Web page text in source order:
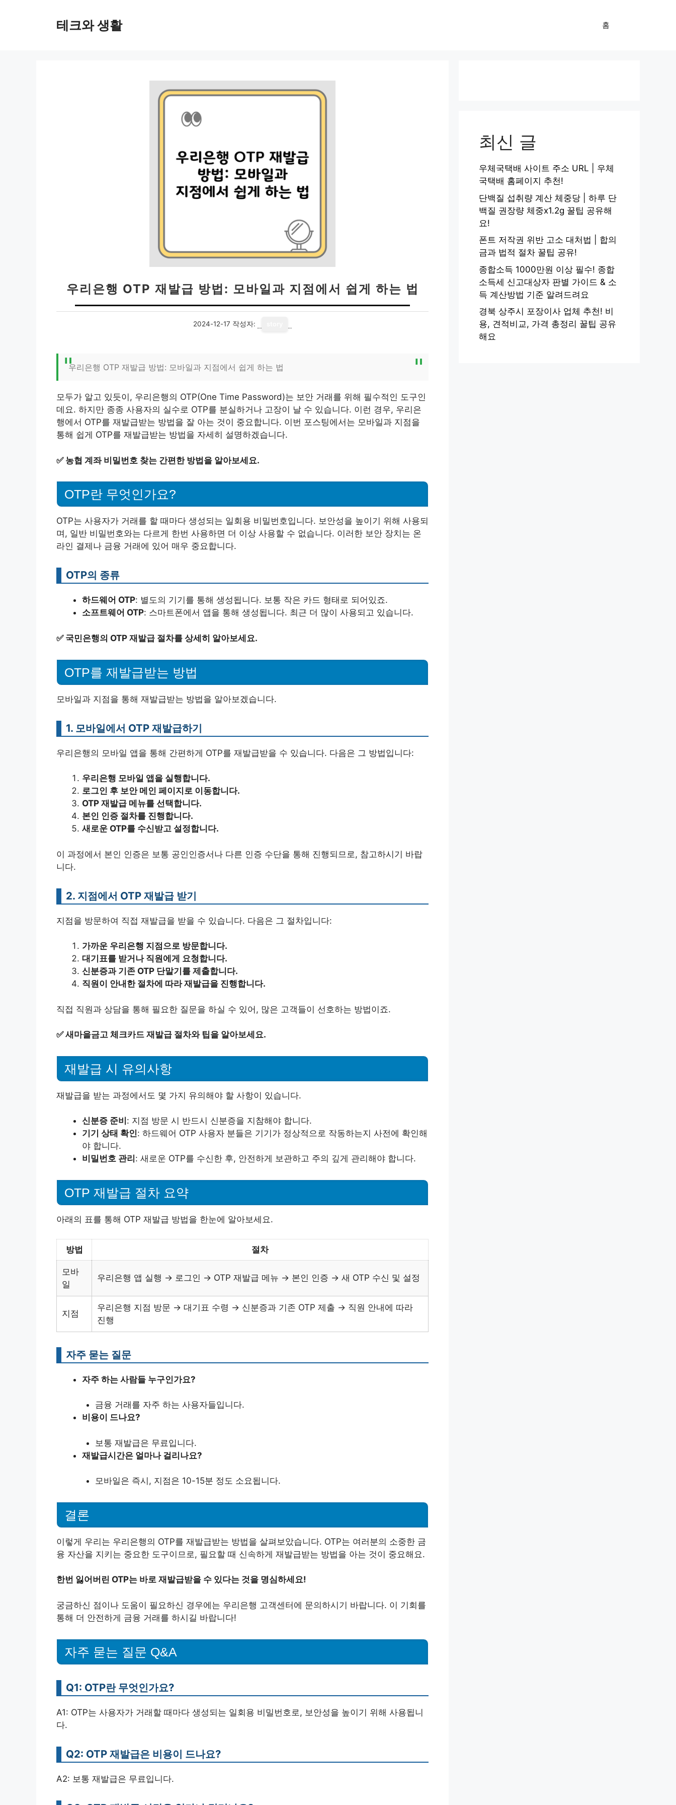
테크와 생활 홈
우리은행 OTP 재발급 방법: 모바일과 지점에서 쉽게 하는 법
2024-12-17 작성자:
우리은행 OTP 재발급 방법: 모바일과 지점에서 쉽게 하는 법
모두가 알고 있듯이, 우리은행의 OTP(One Time Password)는 보안 거래를 위해 필수적인 도구인
데요. 하지만 종종 사용자의 실수로 OTP를 분실하거나 고장이 날 수 있습니다. 이런 경우, 우리은
행에서 OTP를 재발급받는 방법을 잘 아는 것이 중요합니다. 이번 포스팅에서는 모바일과 지점을
통해 쉽게 OTP를 재발급받는 방법을 자세히 설명하겠습니다.
✅ 농협 계좌 비밀번호 찾는 간편한 방법을 알아보세요.
OTP란 무엇인가요?
OTP는 사용자가 거래를 할 때마다 생성되는 일회용 비밀번호입니다. 보안성을 높이기 위해 사용되
며, 일반 비밀번호와는 다르게 한번 사용하면 더 이상 사용할 수 없습니다. 이러한 보안 장치는 온
라인 결제나 금융 거래에 있어 매우 중요합니다.
OTP의 종류
하드웨어 OTP: 별도의 기기를 통해 생성됩니다. 보통 작은 카드 형태로 되어있죠.
소프트웨어 OTP: 스마트폰에서 앱을 통해 생성됩니다. 최근 더 많이 사용되고 있습니다.
✅ 국민은행의 OTP 재발급 절차를 상세히 알아보세요.
OTP를 재발급받는 방법
모바일과 지점을 통해 재발급받는 방법을 알아보겠습니다.
1. 모바일에서 OTP 재발급하기
우리은행의 모바일 앱을 통해 간편하게 OTP를 재발급받을 수 있습니다. 다음은 그 방법입니다:
우리은행 모바일 앱을 실행합니다.
로그인 후 보안 메인 페이지로 이동합니다.
OTP 재발급 메뉴를 선택합니다.
본인 인증 절차를 진행합니다.
새로운 OTP를 수신받고 설정합니다.
이 과정에서 본인 인증은 보통 공인인증서나 다른 인증 수단을 통해 진행되므로, 참고하시기 바랍
니다.
2. 지점에서 OTP 재발급 받기
지점을 방문하여 직접 재발급을 받을 수 있습니다. 다음은 그 절차입니다:
가까운 우리은행 지점으로 방문합니다.
대기표를 받거나 직원에게 요청합니다.
신분증과 기존 OTP 단말기를 제출합니다.
직원이 안내한 절차에 따라 재발급을 진행합니다.
직접 직원과 상담을 통해 필요한 질문을 하실 수 있어, 많은 고객들이 선호하는 방법이죠.
✅새마을금고 체크카드 재발급 절차와 팁을 알아보세요.
재발급 시 유의사항
재발급을 받는 과정에서도 몇 가지 유의해야 할 사항이 있습니다.
신분증 준비 : 지점 방문 시 반드시 신분증을 지참해야 합니다.
기기 상태 확인: 하드웨어 OTP 사용자 분들은 기기가 정상적으로 작동하는지 사전에 확인해
야 합니다.
비밀번호 관리 : 새로운 OTP를 수신한 후, 안전하게 보관하고 주의 깊게 관리해야 합니다.
OTP 재발급 절차 요약
아래의 표를 통해 OTP 재발급 방법을 한눈에 알아보세요.
방법 절차
모바
일
우리은행 앱 실행 → 로그인 → OTP 재발급 메뉴 → 본인 인증 → 새 OTP 수신 및 설정
지점
우리은행 지점 방문 → 대기표 수령 → 신분증과 기존 OTP 제출 → 직원 안내에 따라
진행
자주 묻는 질문
자주 하는 사람들 누구인가요?
금융 거래를 자주 하는 사용자들입니다.
비용이 드나요?
보통 재발급은 무료입니다.
재발급시간은 얼마나 걸리나요?
모바일은 즉시, 지점은 10-15분 정도 소요됩니다.
결론
이렇게 우리는 우리은행의 OTP를 재발급받는 방법을 살펴보았습니다. OTP는 여러분의 소중한 금
융 자산을 지키는 중요한 도구이므로, 필요할 때 신속하게 재발급받는 방법을 아는 것이 중요해요.
한번 잃어버린 OTP는 바로 재발급받을 수 있다는 것을 명심하세요!
궁금하신 점이나 도움이 필요하신 경우에는 우리은행 고객센터에 문의하시기 바랍니다. 이 기회를
통해 더 안전하게 금융 거래를 하시길 바랍니다!
자주 묻는 질문 Q&A
Q1: OTP란 무엇인가요?
A1: OTP는 사용자가 거래할 때마다 생성되는 일회용 비밀번호로, 보안성을 높이기 위해 사용됩니
다.
Q2: OTP 재발급은 비용이 드나요?
A2: 보통 재발급은 무료입니다.
최신 글
우체국택배 사이트 주소 URL | 우체
국택배 홈페이지 추천!
단백질 섭취량 계산 체중당 | 하루 단
백질 권장량 체중x1.2g 꿀팁 공유해
요!
폰트 저작권 위반 고소 대처법 | 합의
금과 법적 절차 꿀팁 공유!
종합소득 1000만원 이상 필수! 종합
소득세 신고대상자 판별 가이드 & 소
득 계산방법 기준 알려드려요
경북 상주시 포장이사 업체 추천! 비
용, 견적비교, 가격 총정리 꿀팁 공유
해요